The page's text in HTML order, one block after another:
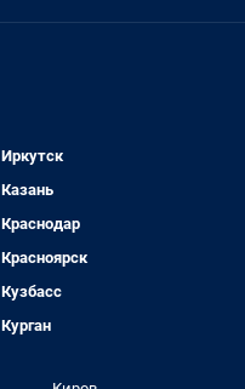
Иркутск
Казань
Краснодар
Красноярск
Кузбасс
Курган